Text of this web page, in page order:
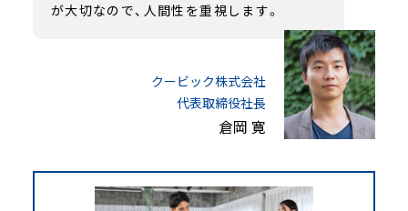
が大切なので、人間性を重視します。
クービック株式会社
代表取締役社長
倉岡 寛